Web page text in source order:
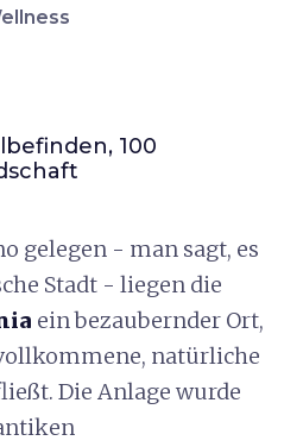
100
gelegen - man sagt, es
Stadt - liegen die
ein bezaubernder Ort,
natürliche
Die Anlage wurde